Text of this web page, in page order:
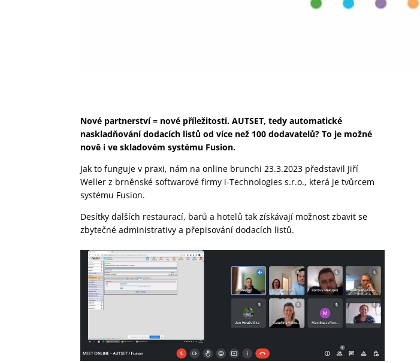
Nové partnerství = nové příležitosti. AUTSET, tedy automatické
naskladňování dodacích listů od více než 100 dodavatelů? To je možné
nově i ve skladovém systému Fusion.
Jak to funguje v praxi, nám na online brunchi 23.3.2023 představil Jiří
Weller z brněnské softwarové firmy i-Technologies s.r.o., která je tvůrcem
systému Fusion.
Desítky dalších restaurací, barů a hotelů tak získávají možnost zbavit se
zbytečné administrativy a přepisování dodacích listů.